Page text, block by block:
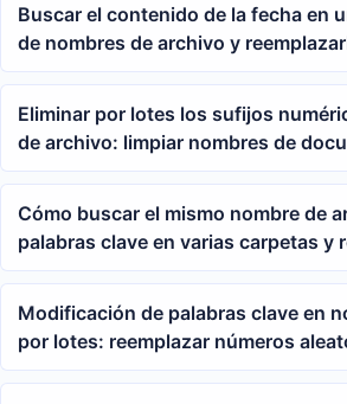
Buscar el contenido de la fecha en
de nombres de archivo y
fecha
Eliminar por lotes los sufijos
de archivo: limpiar nombres de
comodines de expresión regular
Cómo buscar el mismo nombre de
palabras clave en varias carpetas y
lotes
Modificación de palabras clave en
por lotes: reemplazar números
específico usando expresiones